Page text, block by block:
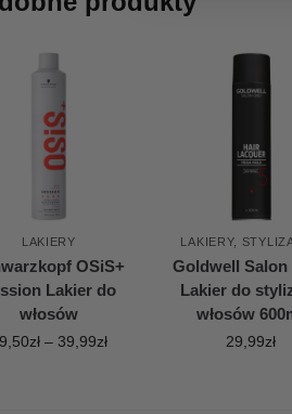
LAKIERY
OSiS+
Lakier do
włosów
zł – 39,99zł
LAKIERY,
Goldwell Salon
Lakier do
włosów
29,99zł